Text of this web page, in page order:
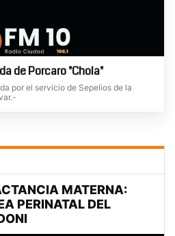
de Porcaro "Chola"
por el servicio de Sepelios de la